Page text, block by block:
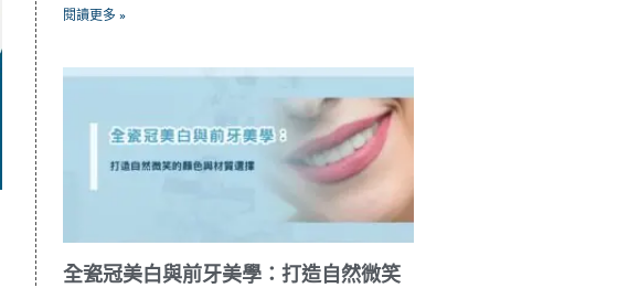
閱讀更多 »
全瓷冠美白與前牙美學：打造自然微笑